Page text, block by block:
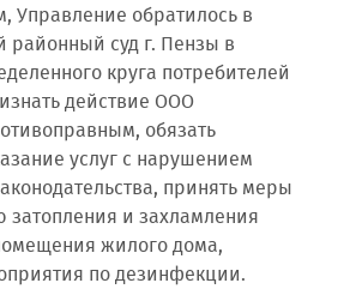
Управление обратилось в
районный суд г. Пензы в
круга потребителей
действие ООО
обязать
услуг с нарушением
принять меры
затопления и захламления
жилого дома,
по дезинфекции.